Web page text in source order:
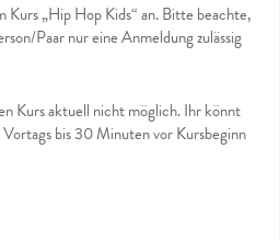
Kurs „Hip Hop Kids“ an. Bitte beachte,
Paar nur eine Anmeldung zulässig
Kurs aktuell nicht möglich. Ihr könnt
bis 30 Minuten vor Kursbeginn